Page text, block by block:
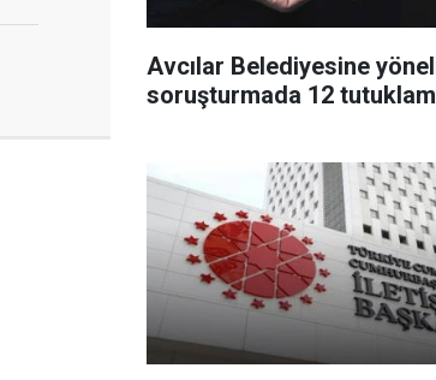
Avcılar Belediyesine
soruşturmada 12